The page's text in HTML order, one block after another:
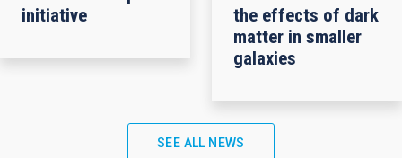
initiative
the effects of dark
matter in smaller
galaxies
SEE ALL NEWS